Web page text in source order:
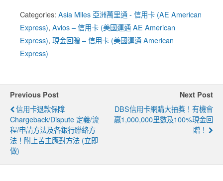
Categories: Asia Miles 亞洲萬里通 - 信用卡 (AE American
Express), Avios – 信用卡 (美國運通 AE American
Express), 現金回贈 – 信用卡 (美國運通 American
Express)
Previous Post
信用卡退款保障
Chargeback/dispute 定義/流
程/申請方法及各銀行聯絡方
法！附上苦主應對方法 (立即
做)
Next Post
DBS信用卡網購大抽獎！有機會
贏1,000,000里數及100%現金回
贈！